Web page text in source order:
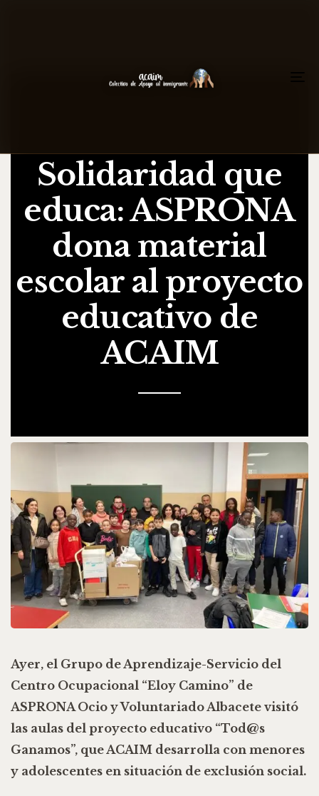
Solidaridad que
educa: ASPRONA
dona material
escolar al proyecto
educativo de
ACAIM
Ayer, el Grupo de Aprendizaje-Servicio del
Centro Ocupacional “Eloy Camino” de
ASPRONA Ocio y Voluntariado Albacete visitó
las aulas del proyecto educativo “Tod@s
Ganamos”, queACAIM desarrolla con menores
y adolescentes en situación de exclusión social.